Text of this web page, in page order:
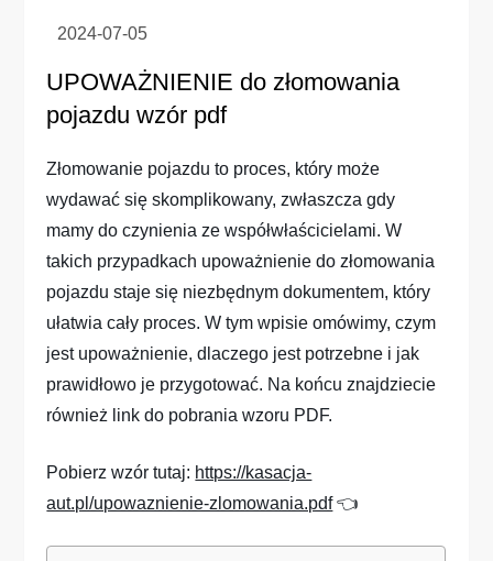
UPOWAŻNIENIE do złomowania
pojazdu wzór pdf
Złomowanie pojazdu to proces, który może
wydawać się skomplikowany, zwłaszcza gdy
mamy do czynienia ze współwłaścicielami. W
takich przypadkach upoważnienie do złomowania
pojazdu staje się niezbędnym dokumentem, który
ułatwia cały proces. W tym wpisie omówimy, czym
jest upoważnienie, dlaczego jest potrzebne i jak
prawidłowo je przygotować. Na końcu znajdziecie
również link do pobrania wzoru PDF.
Pobierz wzór tutaj: https://kasacja-
aut.pl/upowaznienie-zlomowania.pdf👈